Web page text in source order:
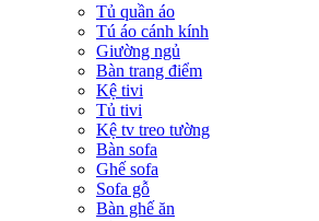
Tủ quần áo
Tú áo cánh kính
Giường ngủ
Bàn trang điểm
Kệ tivi
Tủ tivi
Kệ tv treo tường
Bàn sofa
Ghế sofa
Sofa gỗ
Bàn ghế ăn